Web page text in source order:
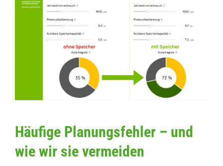
Häufige Planungsfehler – und
wie wir sie vermeiden